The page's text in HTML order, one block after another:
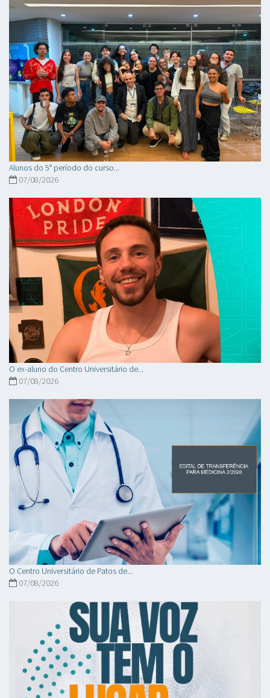
Alunos do 5° período do curso...
07/08/2026
O ex-aluno do Centro Universitário de...
07/08/2026
O Centro Universitário de Patos de...
07/08/2026